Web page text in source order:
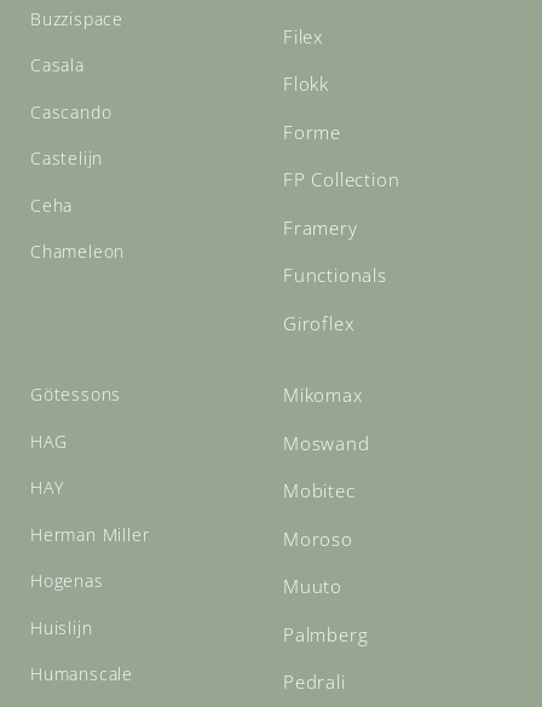
Buzzispace
Casala
Cascando
Castelijn
Ceha
Chameleon
Filex
Flokk
Forme
FP Collection
Framery
Functionals
Giroflex
Götessons
HAG
HAY
Herman Miller
Hogenas
Huislijn
Humanscale
Mikomax
Moswand
Mobitec
Moroso
Muuto
Palmberg
Pedrali